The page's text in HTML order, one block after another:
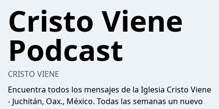
Cristo Viene
Podcast
CRISTO VIENE
Encuentra todos los mensajes de la Iglesia Cristo Viene
- Juchitán, Oax., México. Todas las semanas un nuevo